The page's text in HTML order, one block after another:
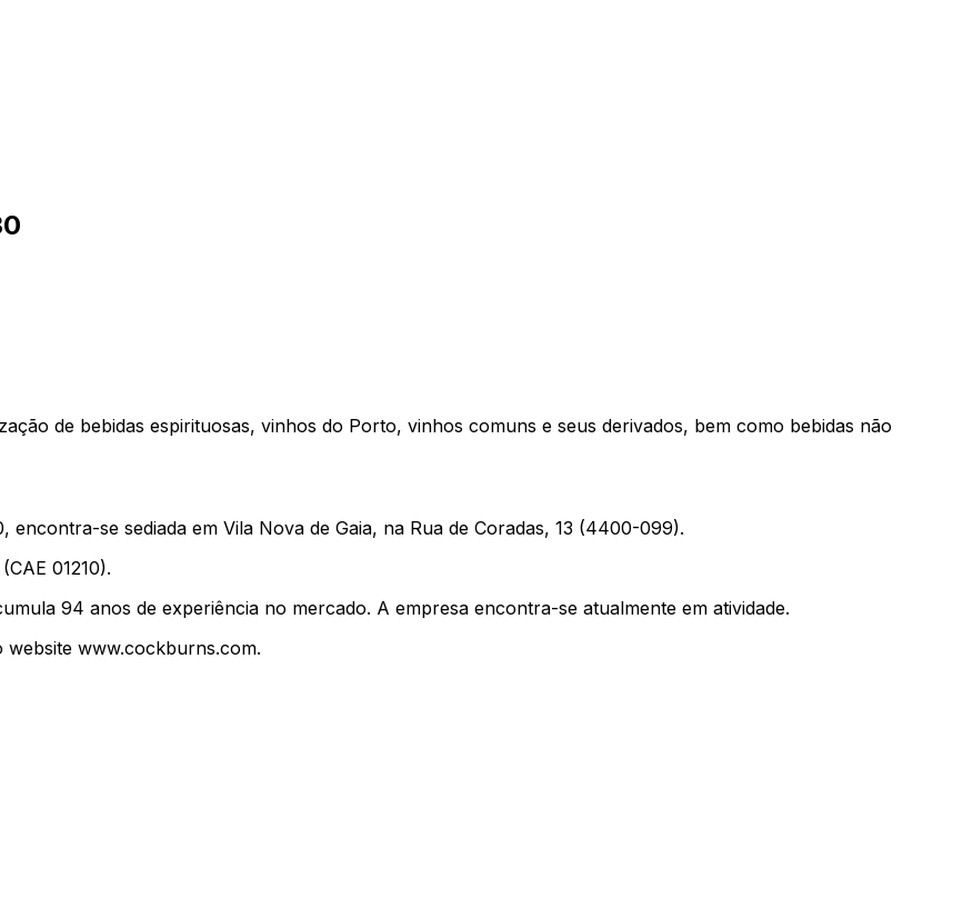
de bebidas espirituosas, vinhos do Porto, vinhos comuns e seus derivados, bem como bebidas não
encontra-se sediada em Vila Nova de Gaia, na Rua de Coradas, 13 (4400-099).
01210).
94 anos de experiência no mercado. A empresa encontra-se atualmente em atividade.
www.cockburns.com.